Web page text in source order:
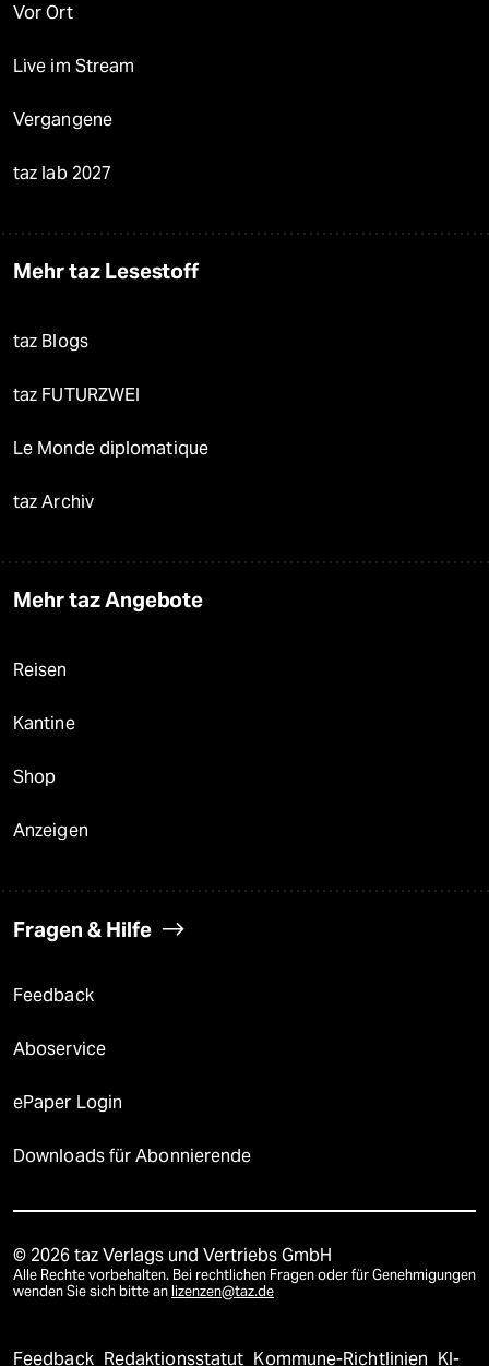
Vor Ort
Live im Stream
Vergangene
taz lab 2027
Mehr taz Lesestoff
taz Blogs
taz FUTURZWEI
Le Monde diplomatique
taz Archiv
Mehr taz Angebote
Reisen
Kantine
Shop
Anzeigen
Fragen & Hilfe
Feedback
Aboservice
ePaper Login
Downloads für Abonnierende
© 2026 taz Verlags und Vertriebs GmbH
Alle Rechte vorbehalten. Bei rechtlichen Fragen oder für Genehmigungen
wenden Sie sich bitte an lizenzen@taz.de
Feedback Redaktionsstatut Kommune-Richtlinien KI-